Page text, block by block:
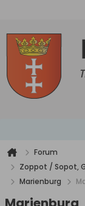
Forum
Zoppot / Sopot,
Marienburg